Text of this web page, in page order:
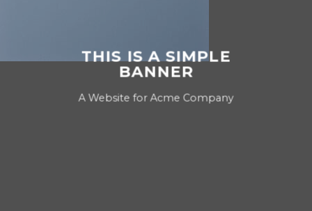
THIS IS A SIMPLE
BANNER
A Website for Acme Company